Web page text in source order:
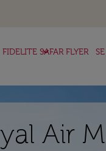
FIDELITE SAFAR FLYER
keyboard_arrow_down
Air